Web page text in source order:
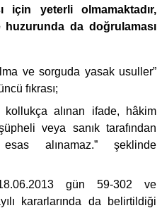
için yeterli olmamaktadır,
huzurunda da doğrulaması
ve sorguda yasak usuller”
fıkrası;
kollukça alınan ifade, hâkim
veya sanık tarafından
alınamaz.” şeklinde
gün 59-302 ve
kararlarında da belirtildiği